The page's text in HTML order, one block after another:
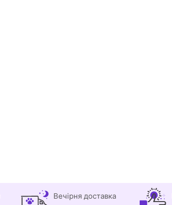
Вечірня доставка